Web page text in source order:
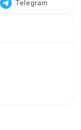
Telegram